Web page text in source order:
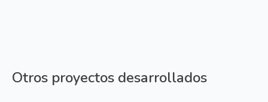
Otros proyectos desarrollados